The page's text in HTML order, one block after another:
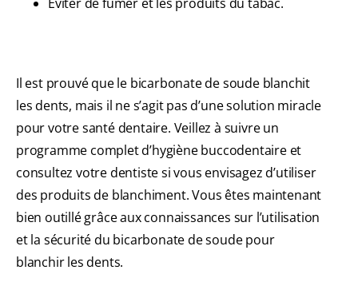
Il est prouvé que le bicarbonate de soude blanchit
les dents, mais il ne s’agit pas d’une solution miracle
pour votre santé dentaire. Veillez à suivre un
programme complet d’hygiène buccodentaire et
consultez votre dentiste si vous envisagez d’utiliser
des produits de blanchiment. Vous êtes maintenant
bien outillé grâce aux connaissances sur l’utilisation
et la sécurité du bicarbonate de soude pour
blanchir les dents.